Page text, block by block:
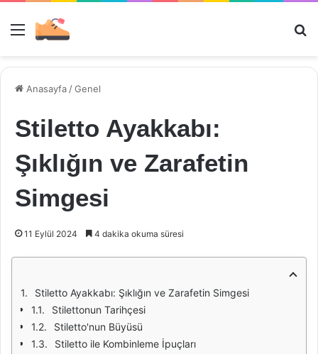
Menü
Anasayfa /Genel
Stiletto Ayakkabı:
Şıklığın ve Zarafetin
Simgesi
11 Eylül 2024 4 dakika okuma süresi
Stiletto Ayakkabı: Şıklığın ve Zarafetin Simgesi
Stilettonun Tarihçesi
Stiletto'nun Büyüsü
Stiletto ile Kombinleme İpuçları